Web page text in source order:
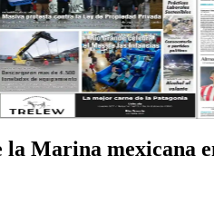
la Marina mexicana